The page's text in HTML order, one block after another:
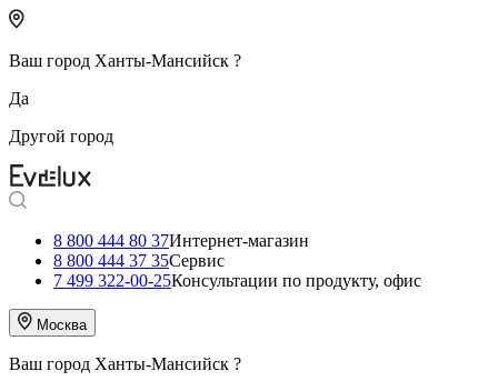
Ваш город Ханты-Мансийск ?
Да
Другой город
8 800 444 80 37Интернет-магазин
8 800 444 37 35Сервис
7 499 322-00-25Консультации по продукту, офис
Москва
Ваш город Ханты-Мансийск ?